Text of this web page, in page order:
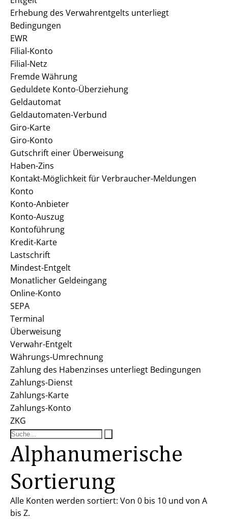
Erhebung des Verwahrentgelts unterliegt
Bedingungen
EWR
Filial-Konto
Filial-Netz
Fremde Währung
Geduldete Konto-Überziehung
Geldautomat
Geldautomaten-Verbund
Giro-Karte
Giro-Konto
Gutschrift einer Überweisung
Haben-Zins
Kontakt-Möglichkeit für Verbraucher-Meldungen
Konto
Konto-Anbieter
Konto-Auszug
Kontoführung
Kredit-Karte
Lastschrift
Mindest-Entgelt
Monatlicher Geldeingang
Online-Konto
SEPA
Terminal
Überweisung
Verwahr-Entgelt
Währungs-Umrechnung
Zahlung des Habenzinses unterliegt Bedingungen
Zahlungs-Dienst
Zahlungs-Karte
Zahlungs-Konto
ZKG
Alphanumerische
Sortierung
Alle Konten werden sortiert: Von 0 bis 10 und von A
bis Z.